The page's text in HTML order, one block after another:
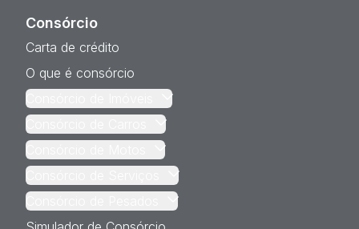
Consórcio
Carta de crédito
O que é consórcio